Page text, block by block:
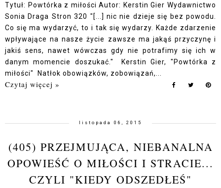
Tytuł: Powtórka z miłości Autor: Kerstin Gier Wydawnictwo
Sonia Draga Stron 320 "[...] nic nie dzieje się bez powodu.
Co się ma wydarzyć, to i tak się wydarzy. Każde zdarzenie
wpływające na nasze życie zawsze ma jakąś przyczynę i
jakiś sens, nawet wówczas gdy nie potrafimy się ich w
danym momencie doszukać." Kerstin Gier, "Powtórka z
miłości" Natłok obowiązków, zobowiązań,...
Czytaj więcej »
listopada 06, 2015
(405) PRZEJMUJĄCA, NIEBANALNA
OPOWIEŚĆ O MIŁOŚCI I STRACIE...
CZYLI "KIEDY ODSZEDŁEŚ"